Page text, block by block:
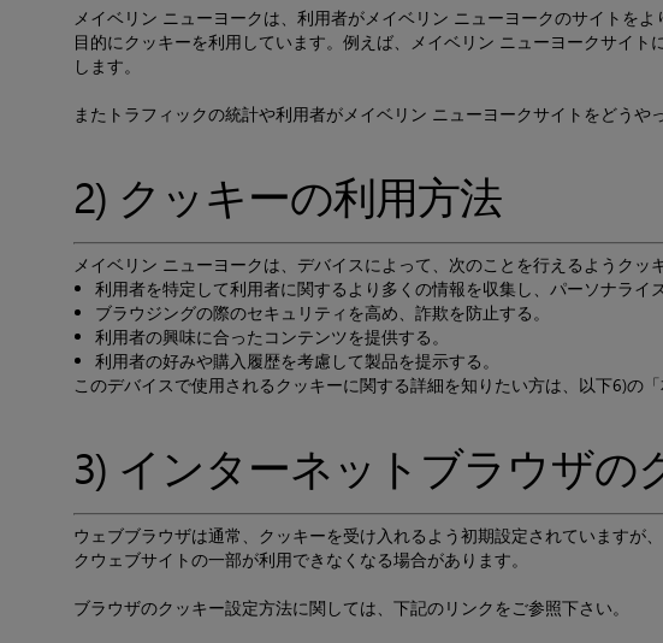
メイベリン ニューヨークは、利用者がメイベリン ニューヨークのサイトを
目的にクッキーを利用しています。例えば、メイベリン ニューヨークサイ
します。
またトラフィックの統計や利用者がメイベリン ニューヨークサイトをどうや
2) クッキーの利用方法
メイベリン ニューヨークは、デバイスによって、次のことを行えるようクッ
利用者を特定して利用者に関するより多くの情報を収集し、パーソナライ
ブラウジングの際のセキュリティを高め、詐欺を防止する。
利用者の興味に合ったコンテンツを提供する。
利用者の好みや購入履歴を考慮して製品を提示する。
このデバイスで使用されるクッキーに関する詳細を知りたい方は、以下6)の
3) インターネットブラウザの
ウェブブラウザは通常、クッキーを受け入れるよう初期設定されています
クウェブサイトの一部が利用できなくなる場合があります。
ブラウザのクッキー設定方法に関しては、下記のリンクをご参照下さい。